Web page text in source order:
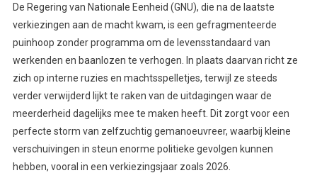
De Regering van Nationale Eenheid (GNU), die na de laatste
verkiezingen aan de macht kwam, is een gefragmenteerde
puinhoop zonder programma om de levensstandaard van
werkenden en baanlozen te verhogen. In plaats daarvan richt ze
zich op interne ruzies en machtsspelletjes, terwijl ze steeds
verder verwijderd lijkt te raken van de uitdagingen waar de
meerderheid dagelijks mee te maken heeft. Dit zorgt voor een
perfecte storm van zelfzuchtig gemanoeuvreer, waarbij kleine
verschuivingen in steun enorme politieke gevolgen kunnen
hebben, vooral in een verkiezingsjaar zoals 2026.